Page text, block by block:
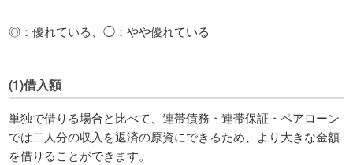
◎：優れている、◯：やや優れている
(1)借入額
単独で借りる場合と比べて、連帯債務・連帯保証・ペアローン
では二人分の収入を返済の原資にできるため、より大きな金額
を借りることができます。